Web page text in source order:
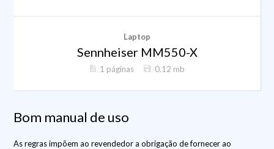
Laptop
Sennheiser MM550-X
1 páginas 0.12 mb
Bom manual de uso
As regras impõem ao revendedor a obrigação de fornecer ao